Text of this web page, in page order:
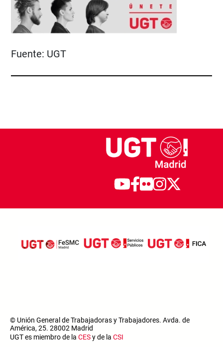
Fuente: UGT
© Unión General de Trabajadoras y Trabajadores. Avda. de
América, 25. 28002 Madrid
UGT es miembro de la CESy de la CSI